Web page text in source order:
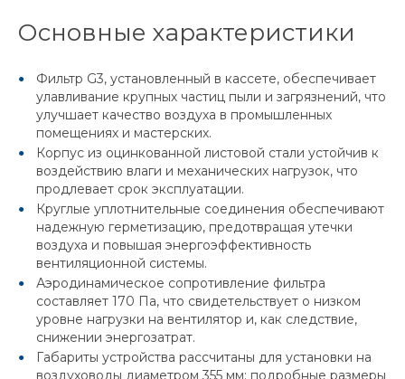
Основные характеристики
Фильтр G3, установленный в кассете, обеспечивает
улавливание крупных частиц пыли и загрязнений, что
улучшает качество воздуха в промышленных
помещениях и мастерских.
Корпус из оцинкованной листовой стали устойчив к
воздействию влаги и механических нагрузок, что
продлевает срок эксплуатации.
Круглые уплотнительные соединения обеспечивают
надежную герметизацию, предотвращая утечки
воздуха и повышая энергоэффективность
вентиляционной системы.
Аэродинамическое сопротивление фильтра
составляет 170 Па, что свидетельствует о низком
уровне нагрузки на вентилятор и, как следствие,
снижении энергозатрат.
Габариты устройства рассчитаны для установки на
воздуховоды диаметром 355 мм; подробные размеры